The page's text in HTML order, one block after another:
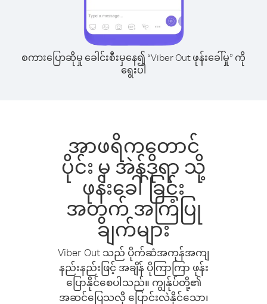
စကားပြောဆိုမှု ခေါင်းစီးမှနေ၍ “Viber Out ဖုန်းခေါ်မှု” ကို
ရွေးပါ
အာဖရိကတောင်
ပိုင်း မှ အဲန်ဒိုရာ သို့
ဖုန်းခေါ်ခြင်း
အတွက် အကြံပြု
ချက်များ
Viber Out သည် ပိုက်ဆံအကုန်အကျ
နည်းနည်းဖြင့် အချိန် ပိုကြာကြာ ဖုန်း
ပြောနိုင်စေပါသည်။ ကျွန်ုပ်တို့၏
အဆင်ပြေသလို ပြောင်းလဲနိုင်သော၊